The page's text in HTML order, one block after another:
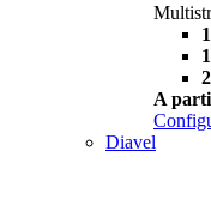
A
Diavel